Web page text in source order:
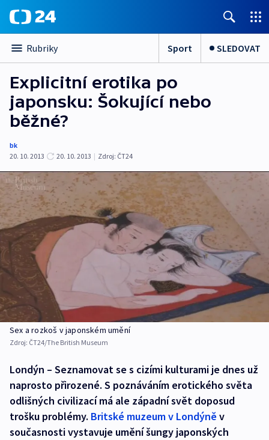
Rubriky Sport SLEDOVAT
Explicitní erotika po
japonsku: Šokující nebo
běžné?
bk
20. 10. 2013
20. 10. 2013 | Zdroj: ČT24
Sex a rozkoš v japonském umění
Zdroj: ČT24/The British Museum
Londýn – Seznamovat se s cizími kulturami je dnes už
naprosto přirozené. S poznáváním erotického světa
odlišných civilizací má ale západní svět doposud
trošku problémy. Britské muzeum v Londýně v
současnosti vystavuje umění šungy japonských